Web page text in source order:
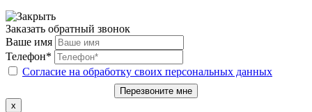
Заказать обратный звонок
Ваше имя
Телефон*
Согласие на обработку своих персональных данных
Перезвоните мне
x